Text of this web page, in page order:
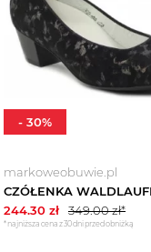
markoweobuwie.pl
244.30 zł 349.00zł*
*najniższa cena z 30 dni przed obniżką
- 30%